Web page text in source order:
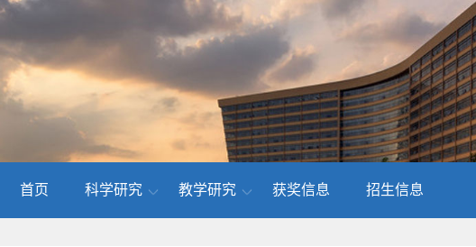
首页 科学研究 教学研究 获奖信息 招生信息